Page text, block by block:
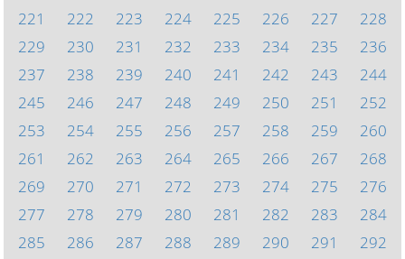
221
222 223 224 225 226 227
228
229
230 231 232 233 234 235
236
237
238 239 240 241 242 243
244
245
246 247 248 249 250 251
252
253
254 255 256 257 258 259
260
261
262 263 264 265 266 267
268
269
270 271 272 273 274 275
276
277
278 279 280 281 282 283
284
285
286 287 288 289 290 291
292